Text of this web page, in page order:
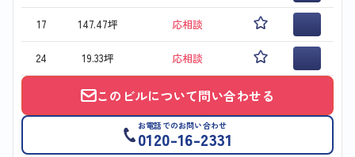
17 147.47坪 応相談
24 19.33坪 応相談
このビルについて問い合わせる
お電話でのお問い合わせ
0120-16-2331